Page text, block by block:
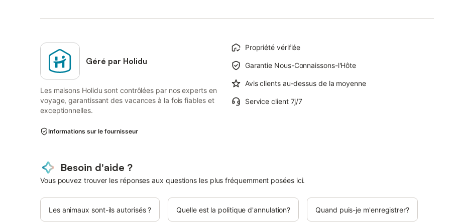
Géré par Holidu
Les maisons Holidu sont contrôlées par nos experts en
voyage, garantissant des vacances à la fois fiables et
exceptionnelles.
Propriété vérifiée
Garantie Nous-Connaissons-l'Hôte
Avis clients au-dessus de la moyenne
Service client 7j/7
Informations sur le fournisseur
Besoin d'aide ?
Vous pouvez trouver les réponses aux questions les plus fréquemment posées ici.
Les animaux sont-ils autorisés ? Quelle est la politique d'annulation? Quand puis-je m'enregistrer?